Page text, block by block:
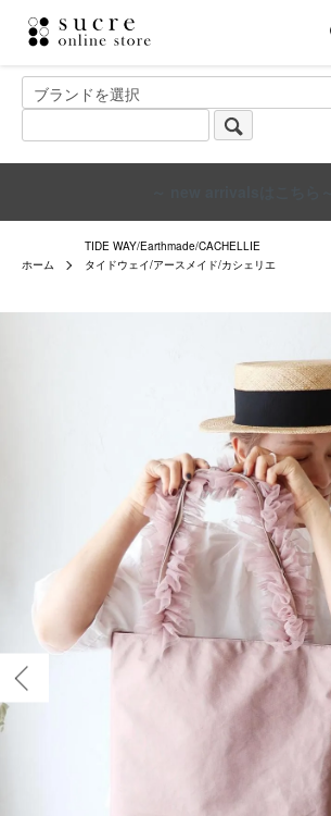
ホーム
TIDE WAY/Earthmade/CACHELLIE
タイドウェイ/アースメイド/カシェリエ